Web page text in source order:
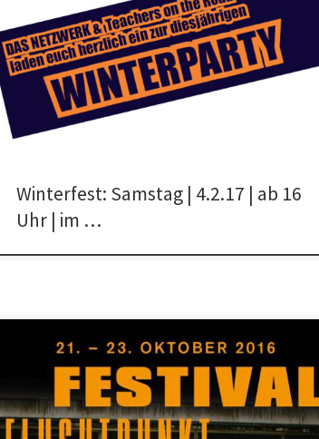
Netzwerk Konkrete Solidarität und das Projekt Teachers on the
Road laden Euch herzlich zum diesjährigen Winterfest ein: :::
am Samstag, […]
Winterfest: Samstag | 4.2.17 | ab 16
Uhr | im …
Welcome to Europe? Zur Situation von Geflüchteten an den
europäischen Außengrenzen 22. Oktober | 16:30 – 17:30